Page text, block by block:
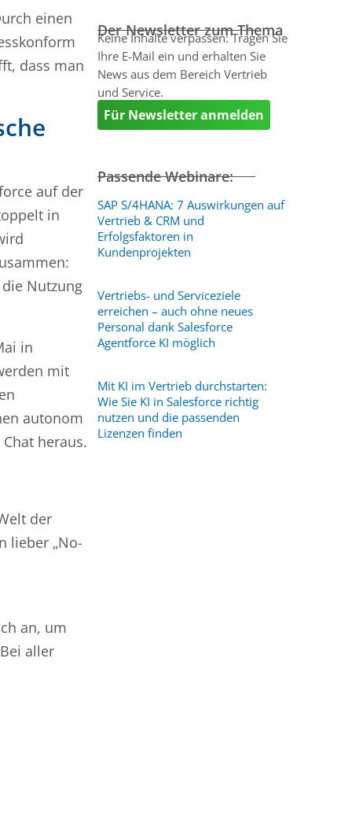
einen
dass man
auf der
in
Nutzung
in
mit
autonom
heraus.
der
lieber „No-
an, um
aller
Der Newsletter zum Thema
Keine Inhalte verpassen: Tragen Sie
Ihre E-Mail ein und erhalten Sie
News aus dem Bereich Vertrieb
und Service.
Für Newsletter anmelden
Passende Webinare:
SAP S/4HANA: 7 Auswirkungen auf
Vertrieb & CRM und
Erfolgsfaktoren in
Kundenprojekten
Vertriebs- und Serviceziele
erreichen – auch ohne neues
Personal dank Salesforce
Agentforce KI möglich
Mit KI im Vertrieb durchstarten:
Wie Sie KI in Salesforce richtig
nutzen und die passenden
Lizenzen finden